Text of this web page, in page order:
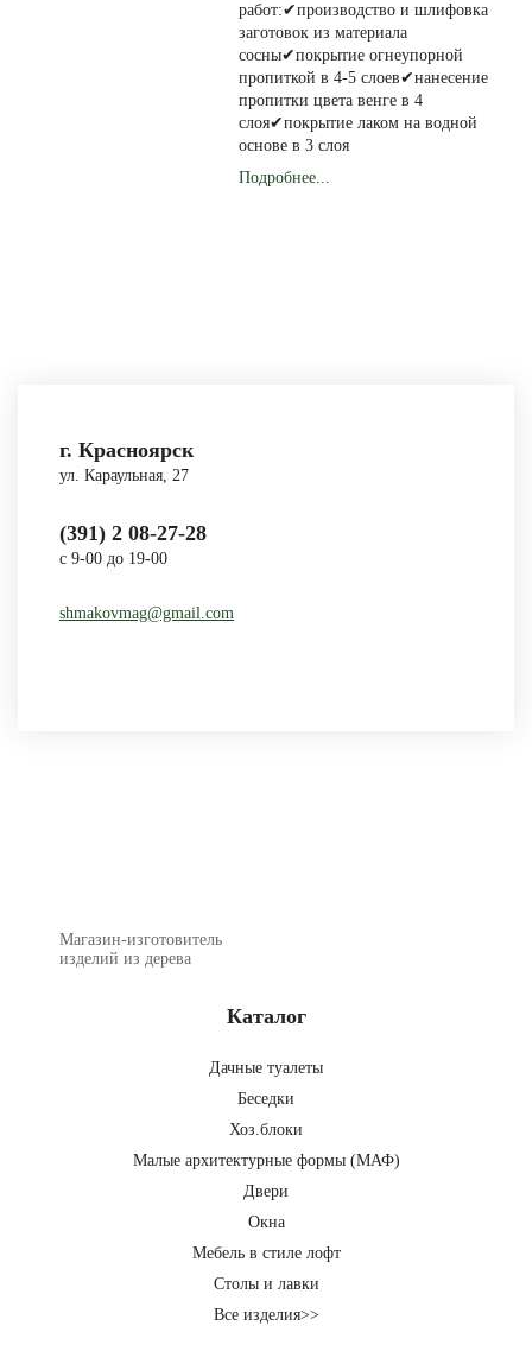
работ:✔производство и шлифовка
заготовок из материала
сосны✔покрытие огнеупорной
пропиткой в 4-5 слоев✔нанесение
пропитки цвета венге в 4
слоя✔покрытие лаком на водной
основе в 3 слоя
Подробнее...
г. Красноярск
ул. Караульная, 27
(391) 2 08-27-28
с 9-00 до 19-00
shmakovmag@gmail.com
Магазин-изготовитель
изделий из дерева
Каталог
Дачные туалеты
Беседки
Хоз.блоки
Малые архитектурные формы (МАФ)
Двери
Окна
Мебель в стиле лофт
Столы и лавки
Все изделия>>